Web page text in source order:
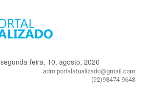
segunda-feira, 10, agosto, 2026
adm.portalatualizado@gmail.com
(92)98474-9643